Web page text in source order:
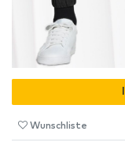
Wunschliste